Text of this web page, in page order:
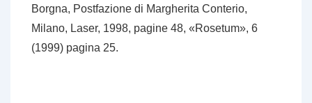
Borgna, Postfazione di Margherita Conterio,
Milano, Laser, 1998, pagine 48, «Rosetum», 6
(1999) pagina 25.